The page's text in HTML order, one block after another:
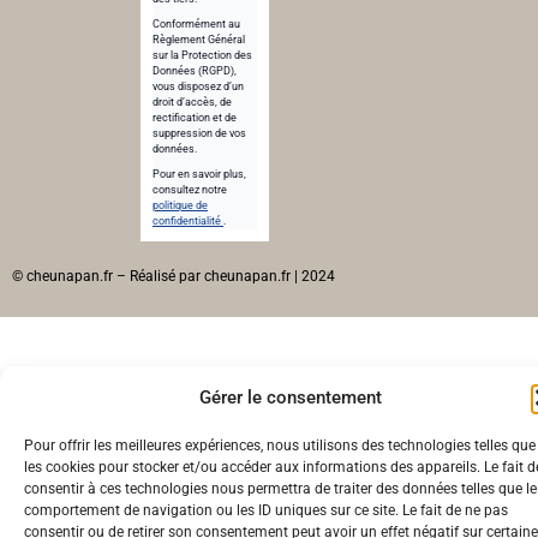
Gérer le consentement
Pour offrir les meilleures expériences, nous utilisons des technologies telles que
les cookies pour stocker et/ou accéder aux informations des appareils. Le fait
consentir à ces technologies nous permettra de traiter des données telles que le
comportement de navigation ou les ID uniques sur ce site. Le fait de ne pas
consentir ou de retirer son consentement peut avoir un effet négatif sur
Conformément au
Règlement Général
sur la Protection des
Données (RGPD),
vous disposez d’un
droit d’accès, de
rectification et de
suppression de vos
données.
Pour en savoir plus,
consultez notre
politique de
confidentialité
© cheunapan.fr – Réalisé par cheunapan.fr | 2024